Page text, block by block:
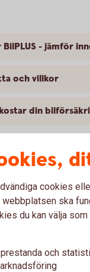
BilPLUS - jämför
och villkor
din
om att
halv – vad är det
cookies
ska
du kan välja
prestanda och